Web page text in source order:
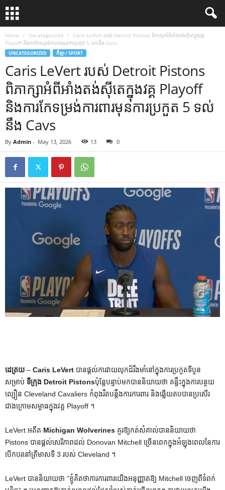
Home Uncategorized
Caris LeVert របស់ Detroit Pistons ពិភាក្សាអំពីអាំងតង់ស៊ីតេក្នុងវគ្គ
Playoff និងការកែទម្រង់ការពារមុនការប្រកួត 5 ទល់នឹង Cavs
UNCATEGORIZED កីឡា / SPORT
Caris LeVert របស់ Detroit Pistons
ពិភាក្សាអំពីអាំងតង់ស៊ីតេក្នុងវគ្គ Playoff
និងការកែទម្រង់ការពារមុនការប្រកួត 5 ទល់
នឹង Cavs
By Admin - May 13, 2026 13 0
ដេត្រយ – Caris LeVert បានផ្តល់ការវាយលុកដ៏រឹងមាំនៅក្នុងការប្រកួតទីបួន
សម្រាប់ ទីក្រុង Detroit Pistonsប៉ុន្តែបន្ទាប់មកបាននិយាយថា គន្លឹះក្នុងការបន្ថយ
ល្បឿន Cleveland Cavaliers កំពុងរឹតបន្តឹងការការពារ និងឆ្លើយតបបានប្រសើរ
ជាងក្រោមសម្ពាធក្នុងវគ្គ Playoff ។
LeVert អតីត Michigan Wolverines គួរឱ្យកត់សំគាល់បាននិយាយថា
Pistons បានផ្តល់សេរីភាពដល់ Donovan Mitchell ច្រើនពេកក្នុងអំឡុងពេលនៃការ
បើកបរនៅត្រីមាសទី 3 របស់ Cleveland ។
LeVert បាននិយាយថា “ខ្ញុំគិតថាការការពារយើងអនុញ្ញាតឱ្យ Mitchell ចេញពីទំពក់